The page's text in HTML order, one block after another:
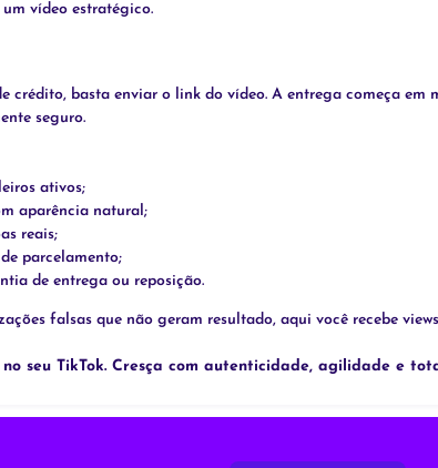
vídeo estratégico.
crédito, basta enviar o link do vídeo. A entrega começa em
seguro.
ativos;
aparência natural;
reais;
parcelamento;
de entrega ou reposição.
falsas que não geram resultado, aqui você recebe
seu TikTok. Cresça com autenticidade, agilidade e